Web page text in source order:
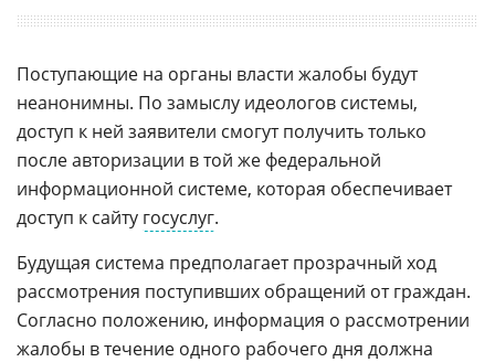
Поступающие на органы власти жалобы будут
неанонимны. По замыслу идеологов системы,
доступ к ней заявители смогут получить только
после авторизации в той же федеральной
информационной системе, которая обеспечивает
доступ к сайту госуслуг.
Будущая система предполагает прозрачный ход
рассмотрения поступивших обращений от граждан.
Согласно положению, информация о рассмотрении
жалобы в течение одного рабочего дня должна